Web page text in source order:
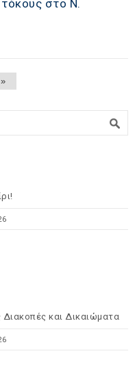
στο Ν.
»
Διακοπές και Δικαιώματα